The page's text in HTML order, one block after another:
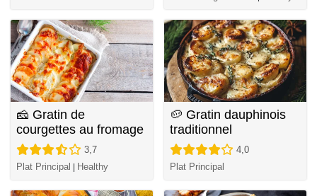
🧀 Gratin de
courgettes au fromage
3,7
Plat Principal | Healthy
🥔 Gratin dauphinois
traditionnel
4,0
Plat Principal